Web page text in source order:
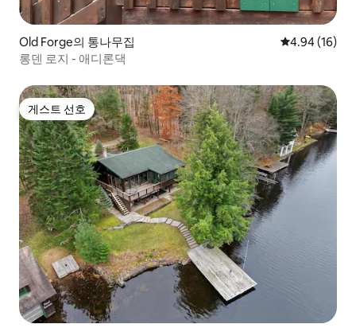
Old Forge의 통나무집 평점 4.94점(5
4.94 (16)
롱덴 로지 - 애디론댁
게스트 선호
게스트 선호